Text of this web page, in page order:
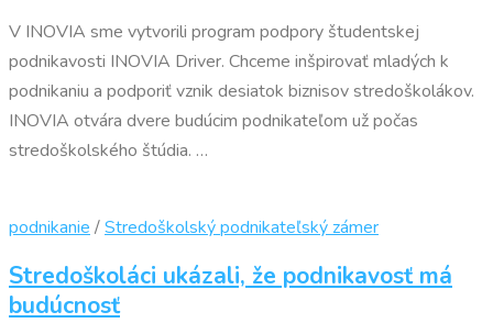
V INOVIA sme vytvorili program podpory študentskej
podnikavosti INOVIA Driver. Chceme inšpirovať mladých k
podnikaniu a podporiť vznik desiatok biznisov stredoškolákov.
INOVIA otvára dvere budúcim podnikateľom už počas
stredoškolského štúdia. …
podnikanie /Stredoškolský podnikateľský zámer
Stredoškoláci ukázali, že podnikavosť má
budúcnosť